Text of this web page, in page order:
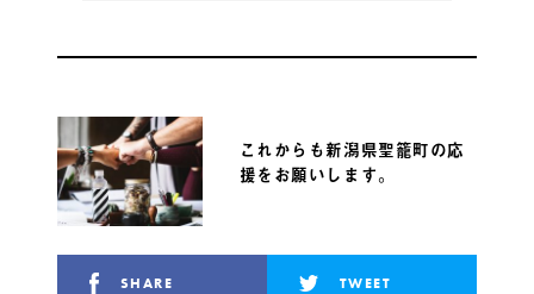
これからも新潟県聖籠町の応
援をお願いします。
SHARE TWEET